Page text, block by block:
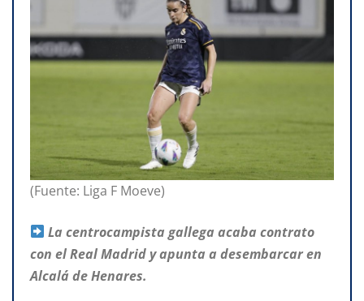
(Fuente: Liga F Moeve)
La centrocampista gallega acaba contrato
con el Real Madrid y apunta a desembarcar en
Alcalá de Henares.